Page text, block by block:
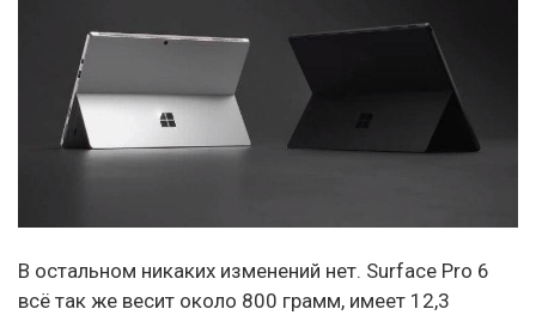
В остальном никаких изменений нет. Surface Pro 6
всё так же весит около 800 грамм, имеет 12,3